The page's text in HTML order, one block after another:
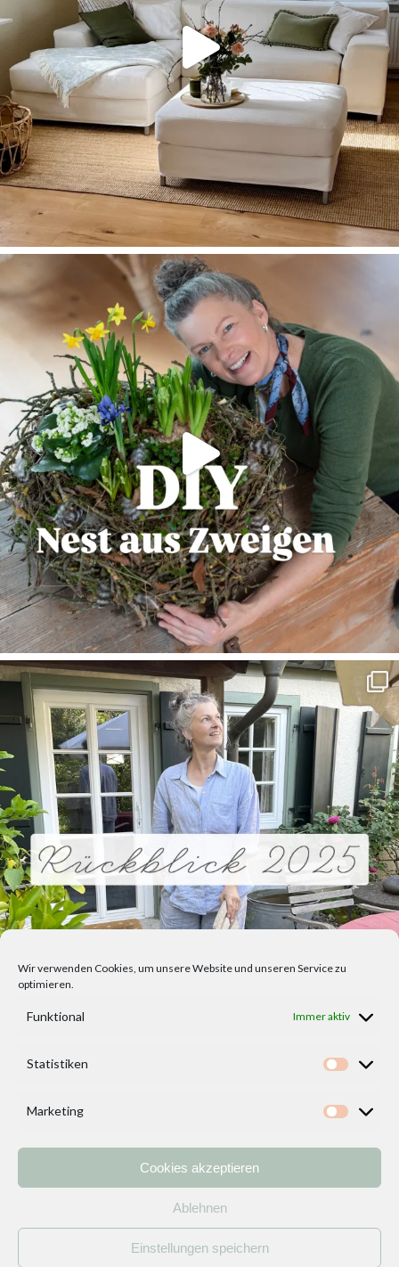
Wir verwenden Cookies, um unsere Website und unseren Service zu
optimieren.
Funktional Immer aktiv
Statistiken
Marketing
Cookies akzeptieren
Ablehnen
Einstellungen speichern
Kontakt
Impressum/ Datenschutzerklärung